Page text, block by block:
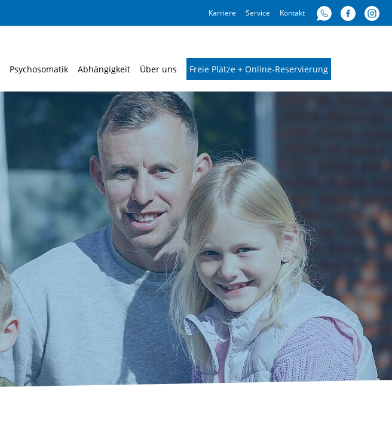
Karriere Service Kontakt
Psychosomatik Abhängigkeit Über uns Freie Plätze + Online-Reservierung